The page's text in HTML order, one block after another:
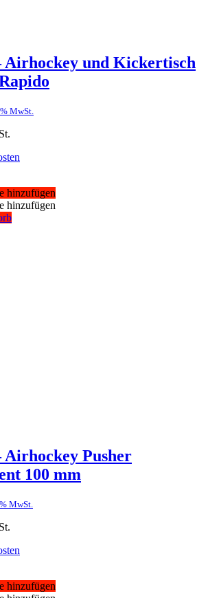
Airhockey und Kickertisch
MwSt.
hinzufügen
hinzufügen
Airhockey Pusher
100 mm
MwSt.
hinzufügen